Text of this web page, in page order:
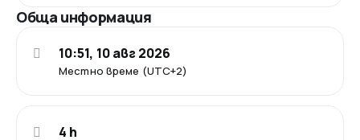
Обща информация
Местно време (UTC+2)
10:51, 10 авг 2026
4 h